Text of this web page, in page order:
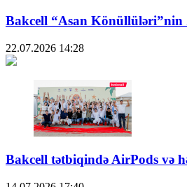
Bakcell “Asan Könüllüləri”nin
22.07.2026 14:28
Bakcell tətbiqində AirPods və